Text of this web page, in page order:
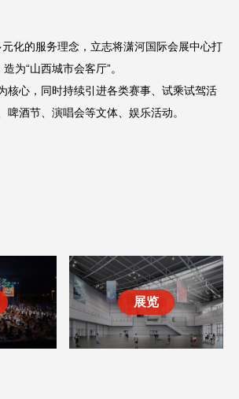
化的服务理念，立志将潇河国际会展中心打
造为“山西城市会客厅”。
核心，同时持续引进各类赛事、试乘试驾活
啤酒节、演唱会等文体、娱乐活动。
展览